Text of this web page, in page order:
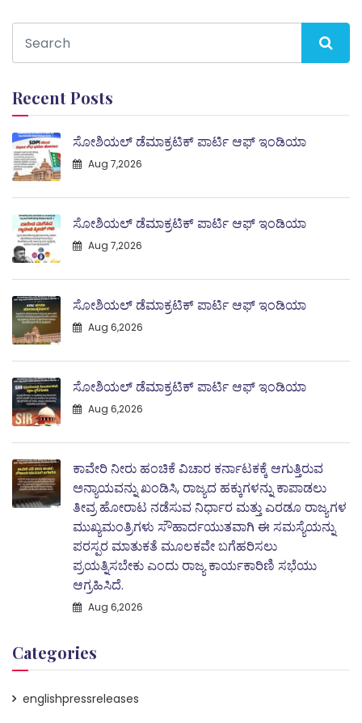
Recent Posts
ಸೋಶಿಯಲ್ ಡೆಮಾಕ್ರಟಿಕ್ ಪಾರ್ಟಿ ಆಫ್ ಇಂಡಿಯಾ
Aug 7,2026
ಸೋಶಿಯಲ್ ಡೆಮಾಕ್ರಟಿಕ್ ಪಾರ್ಟಿ ಆಫ್ ಇಂಡಿಯಾ
Aug 7,2026
ಸೋಶಿಯಲ್ ಡೆಮಾಕ್ರಟಿಕ್ ಪಾರ್ಟಿ ಆಫ್ ಇಂಡಿಯಾ
Aug 6,2026
ಸೋಶಿಯಲ್ ಡೆಮಾಕ್ರಟಿಕ್ ಪಾರ್ಟಿ ಆಫ್ ಇಂಡಿಯಾ
Aug 6,2026
ಕಾವೇರಿ ನೀರು ಹಂಚಿಕೆ ವಿಚಾರ ಕರ್ನಾಟಕಕ್ಕೆ ಆಗುತ್ತಿರುವ
ಅನ್ಯಾಯವನ್ನು ಖಂಡಿಸಿ, ರಾಜ್ಯದ ಹಕ್ಕುಗಳನ್ನು ಕಾಪಾಡಲು
ತೀವ್ರ ಹೋರಾಟ ನಡೆಸುವ ನಿರ್ಧಾರ ಮತ್ತು ಎರಡೂ ರಾಜ್ಯಗಳ
ಮುಖ್ಯಮಂತ್ರಿಗಳು ಸೌಹಾರ್ದಯುತವಾಗಿ ಈ ಸಮಸ್ಯೆಯನ್ನು
ಪರಸ್ಪರ ಮಾತುಕತೆ ಮೂಲಕವೇ ಬಗೆಹರಿಸಲು
ಪ್ರಯತ್ನಿಸಬೇಕು ಎಂದು ರಾಜ್ಯ ಕಾರ್ಯಕಾರಿಣಿ ಸಭೆಯು
ಆಗ್ರಹಿಸಿದೆ.
Aug 6,2026
Categories
englishpressreleases